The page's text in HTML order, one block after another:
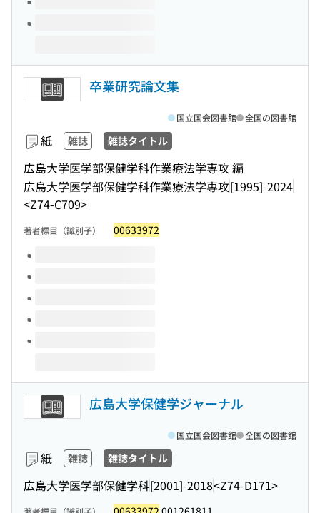
卒業研究論文集
紙 雑誌 雑誌タイトル
広島大学医学部保健学科作業療法学専攻 編
広島大学医学部保健学科作業療法学専攻[1995]-2024
<Z74-C709>
国立国会図書館 全国の図書館
著者標目（識別子） 00633972
このタイトルの巻号
広島大学保健学ジャーナル
紙 雑誌 雑誌タイトル
広島大学医学部保健学科[2001]-2018<Z74-D171>
国立国会図書館 全国の図書館